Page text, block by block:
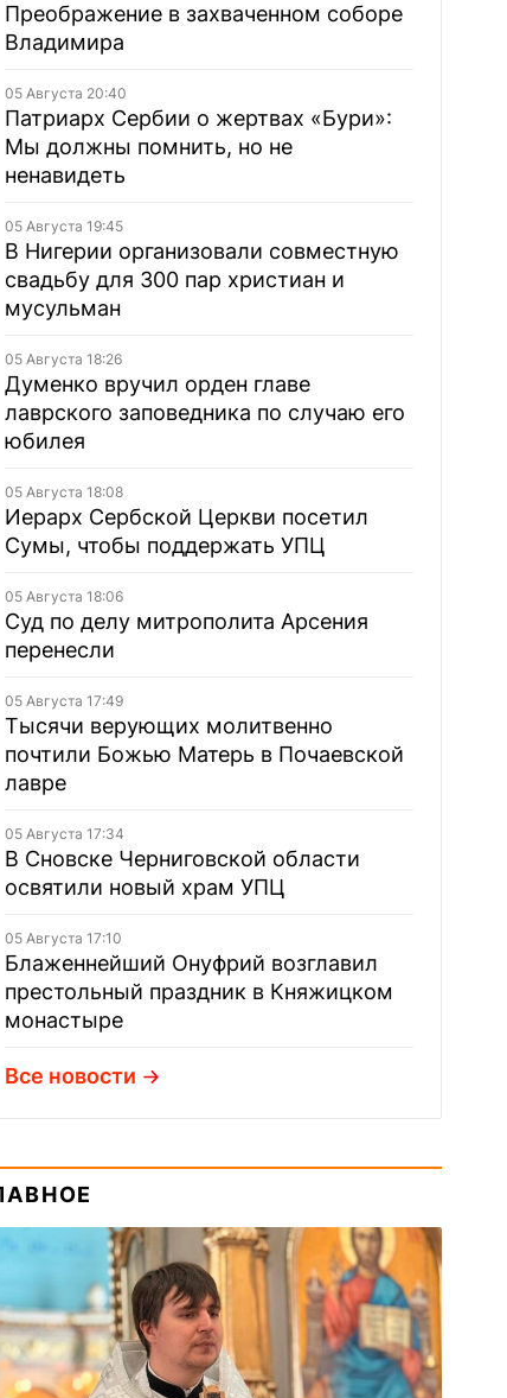
Преображение в захваченном соборе
Владимира
05 Августа 20:40
Патриарх Сербии о жертвах «Бури»:
Мы должны помнить, но не
ненавидеть
05 Августа 19:45
В Нигерии организовали совместную
свадьбу для 300 пар христиан и
мусульман
05 Августа 18:26
Думенко вручил орден главе
лаврского заповедника по случаю его
юбилея
05 Августа 18:08
Иерарх Сербской Церкви посетил
Сумы, чтобы поддержать УПЦ
05 Августа 18:06
Суд по делу митрополита Арсения
перенесли
05 Августа 17:49
Тысячи верующих молитвенно
почтили Божью Матерь в Почаевской
лавре
05 Августа 17:34
В Сновске Черниговской области
освятили новый храм УПЦ
05 Августа 17:10
Блаженнейший Онуфрий возглавил
престольный праздник в Княжицком
монастыре
Все новости